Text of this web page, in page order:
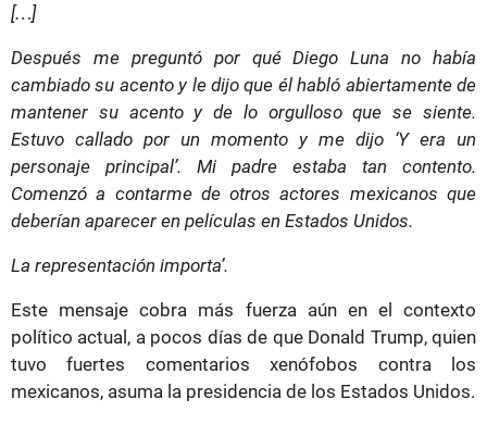
[…]
Después me preguntó por qué Diego Luna no había
cambiado su acento y le dijo que él habló abiertamente de
mantener su acento y de lo orgulloso que se siente.
Estuvo callado por un momento y me dijo ‘Y era un
personaje principal’. Mi padre estaba tan contento.
Comenzó a contarme de otros actores mexicanos que
deberían aparecer en películas en Estados Unidos.
La representación importa’.
Este mensaje cobra más fuerza aún en el contexto
político actual, a pocos días de que Donald Trump, quien
tuvo fuertes comentarios xenófobos contra los
mexicanos, asuma la presidencia de los Estados Unidos.